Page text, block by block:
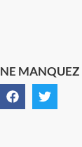
NE MANQUEZ